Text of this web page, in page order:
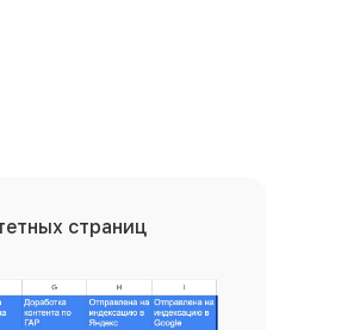
страниц